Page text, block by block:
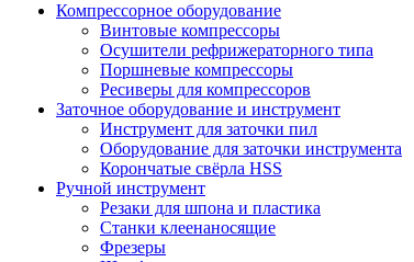
Компрессорное оборудование
Винтовые компрессоры
Осушители рефрижераторного типа
Поршневые компрессоры
Ресиверы для компрессоров
Заточное оборудование и инструмент
Инструмент для заточки пил
Оборудование для заточки инструмента
Корончатые свёрла HSS
Ручной инструмент
Резаки для шпона и пластика
Станки клеенаносящие
Фрезеры